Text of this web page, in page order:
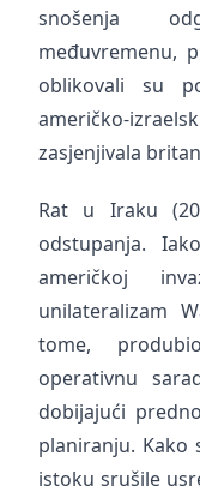
snošenja
međuvremenu,
oblikovali su
američko-
zasjenjivala
Rat u Iraku
odstupanja.
američkoj
unilateralizam
tome,
operativnu
dobijajući
planiranju. Kako
istoku srušile